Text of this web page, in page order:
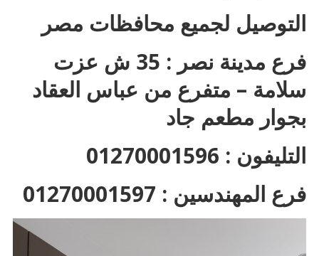
التوصيل لجميع محافظات مصر
فرع مدينة نصر : 35 ش عزت
سلامة – متفرع من عباس العقاد
بجوار مطعم جاد
التليفون : 01270001596
فرع المهندسين : 01270001597